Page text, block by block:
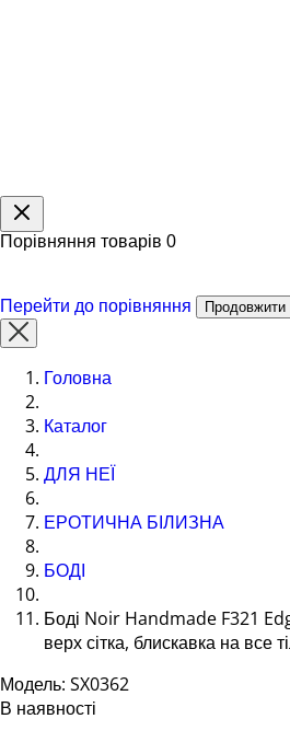
Порівняння товарів 0
Перейти до порівняння Продовжити
Головна
Каталог
ДЛЯ НЕЇ
ЕРОТИЧНА БІЛИЗНА
БОДІ
Боді Noir Handmade F321
верх сітка, блискавка на все
Модель: SX0362
В наявності